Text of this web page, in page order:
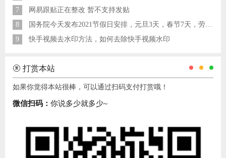
7
网易跟贴正在整改 暂不支持发贴
8
国务院今天发布2021节假日安排，元旦3天，春节7天，劳动节5天
9
快手视频去水印方法，如何去除快手视频水印
打赏本站
如果你觉得本站很棒，可以通过扫码支付打赏哦！
微信扫码： 你说多少就多少~